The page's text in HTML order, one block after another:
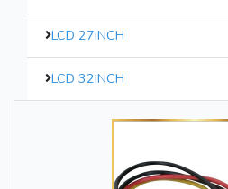
LCD 27INCH
LCD 32INCH